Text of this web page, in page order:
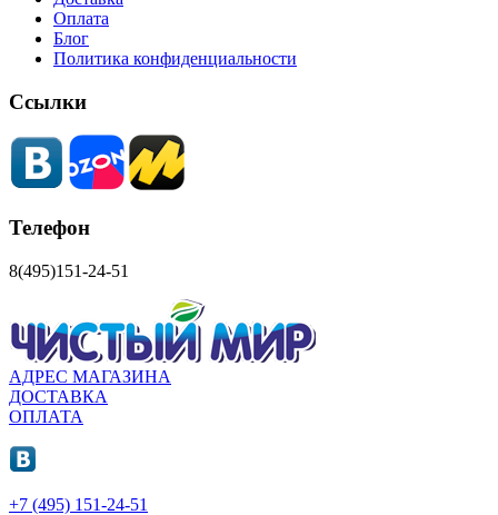
Оплата
Блог
Политика конфиденциальности
Ссылки
Телефон
8(495)151-24-51
АДРЕС МАГАЗИНА
ДОСТАВКА
ОПЛАТА
+7 (495) 151-24-51